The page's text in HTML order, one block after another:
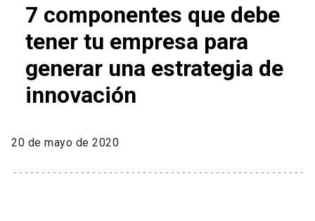
7 componentes que debe
tener tu empresa para
generar una estrategia de
innovación
20 de mayo de 2020